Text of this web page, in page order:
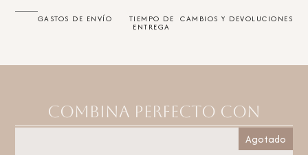
GASTOS DE ENVÍO TIEMPO DE
ENTREGA
CAMBIOS Y DEVOLUCIONES
Combina perfecto con
Agotado